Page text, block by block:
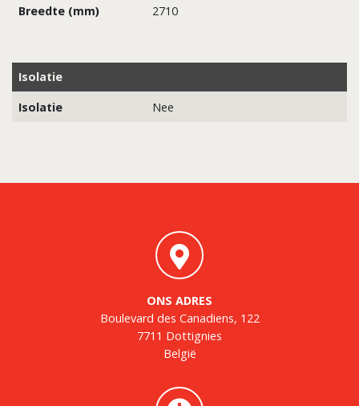
Breedte (mm)
2710
Isolatie
Isolatie
Nee
ONS ADRES
Boulevard des Canadiens, 122
7711 Dottignies
België